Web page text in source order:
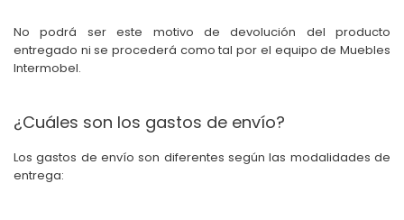
No podrá ser este motivo de devolución del producto
entregado ni se procederá como tal por el equipo de Muebles
Intermobel.
¿Cuáles son los gastos de envío?
Los gastos de envío son diferentes según las modalidades de
entrega: